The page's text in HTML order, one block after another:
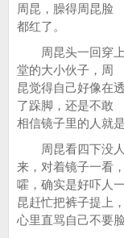
周昆，臊得周昆脸
都红了。
周昆头一回穿上
堂的大小伙子，周
昆觉得自己好像在
了跺脚，还是不敢
相信镜子里的人就是
周昆看四下没人
来，对着镜子一看，
嚯，确实是好吓人
昆赶忙把裤子提上，
心里直骂自己不要脸